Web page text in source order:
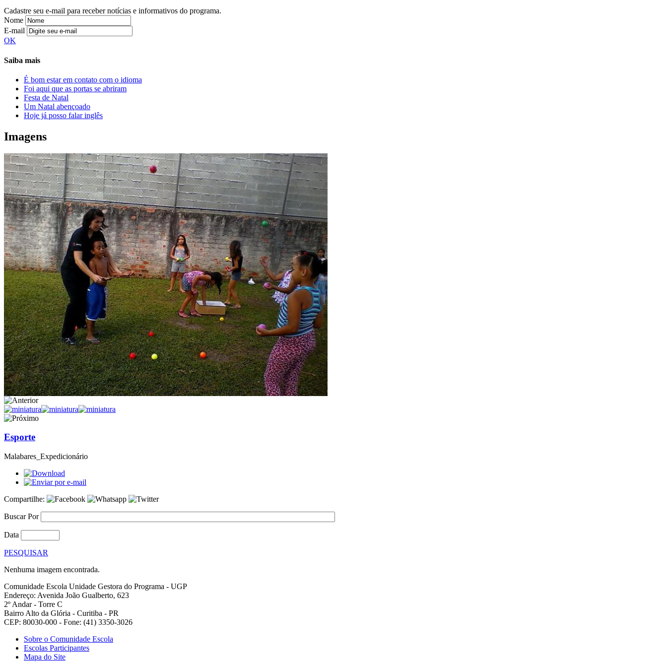
Cadastre seu e-mail para receber notícias e informativos do programa.
Nome
E-mail
OK
Saiba mais
É bom estar em contato com o idioma
Foi aqui que as portas se abriram
Festa de Natal
Um Natal abençoado
Hoje já posso falar inglês
Imagens
Esporte
Malabares_Expedicionário
Compartilhe:
Buscar Por
Data
PESQUISAR
Nenhuma imagem encontrada.
Comunidade Escola Unidade Gestora do Programa - UGP
Endereço: Avenida João Gualberto, 623
2º Andar - Torre C
Bairro Alto da Glória - Curitiba - PR
CEP: 80030-000 - Fone: (41) 3350-3026
Sobre o Comunidade Escola
Escolas Participantes
Mapa do Site